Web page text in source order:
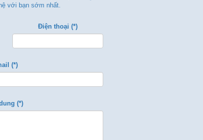
với bạn sớm nhất.
Điện thoại (*)
(*)
(*)